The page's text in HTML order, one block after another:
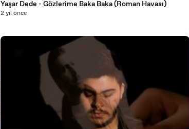
Yaşar Dede - Gözlerime Baka Baka (Roman Havası)
2 yıl önce